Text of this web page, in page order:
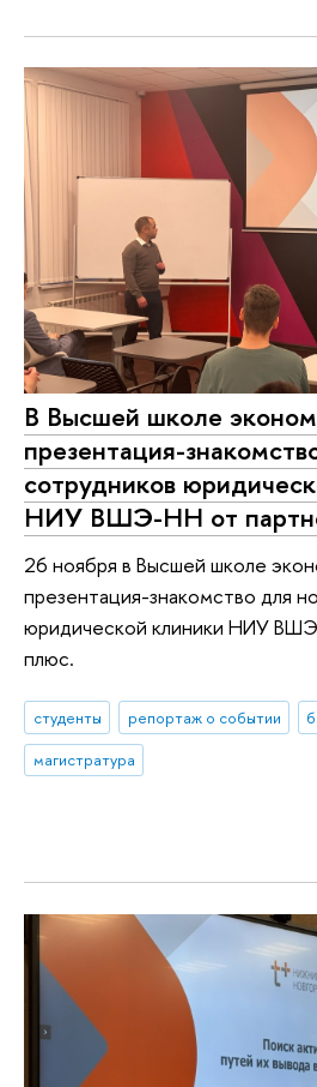
В Высшей школе
презентация-
сотрудников
НИУ ВШЭ-НН от
26 ноября в Высшей школе
презентация-знакомство для
юридической клиники НИУ
плюс.
студенты репортаж о событии
магистратура